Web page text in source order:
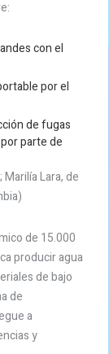
con el
por el
de fugas
parte de
Lara, de
de 15.000
producir agua
de bajo
de
a
y